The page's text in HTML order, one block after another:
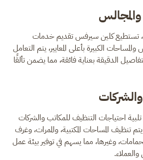
تستطيع كلين سيرفس تقديم خدمات
الكبيرة بأعلى المعايير، يتم التعامل
الدقيقة بعناية فائقة، مما يضمن تألقًا
احتياجات التنظيف للمكاتب والشركات
تنظيف المساحات المكتبية، والممرات، وغرف
وغيرها، مما يسهم في توفير بيئة عمل